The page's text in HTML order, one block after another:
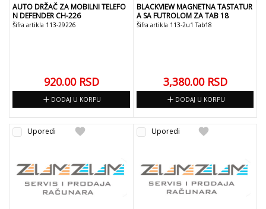
AUTO DRŽAČ ZA MOBILNI TELEFO
N DEFENDER CH-226
Šifra artikla 113-29226
920.00 RSD
add DODAJ U KORPU
BLACKVIEW MAGNETNA TASTATUR
A SA FUTROLOM ZA TAB 18
Šifra artikla 113-2u1 Tab18
3,380.00 RSD
add DODAJ U KORPU
favorite
Uporedi favorite
Uporedi